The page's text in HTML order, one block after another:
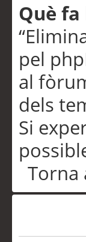
Què fa
pel
al
dels
Si
Torna